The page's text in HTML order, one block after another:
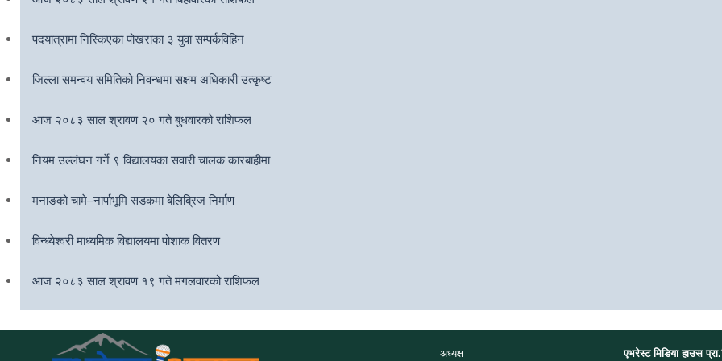
पदयात्रामा निस्किएका पोखराका ३ युवा सम्पर्कविहिन
जिल्ला समन्वय समितिको निवन्धमा सक्षम अधिकारी उत्कृष्ट
आज २०८३ साल श्रावण २० गते बुधवारको राशिफल
नियम उल्लंघन गर्ने ९ विद्यालयका सवारी चालक कारबाहीमा
मनाङको चामे–नार्पाभूमि सडकमा बेलिब्रिज निर्माण
विन्ध्येश्वरी माध्यमिक विद्यालयमा पोशाक वितरण
आज २०८३ साल श्रावण १९ गते मंगलवारको राशिफल
अध्यक्ष
एभरेस्ट मिडिया हाउस